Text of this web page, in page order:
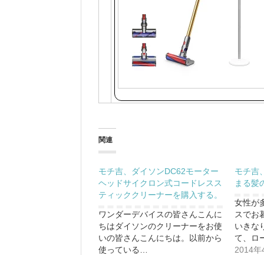
関連
モチ吉、ダイソンDC62モーター
ヘッドサイクロン式コードレスス
ティッククリーナーを購入する。
ワンダーデバイスの皆さんこんに
ちはダイソンのクリーナーをお使
いの皆さんこんにちは。以前から
使っている…
モチ吉
まる髪
女性が
スでお
いきな
て、ロ
2014年